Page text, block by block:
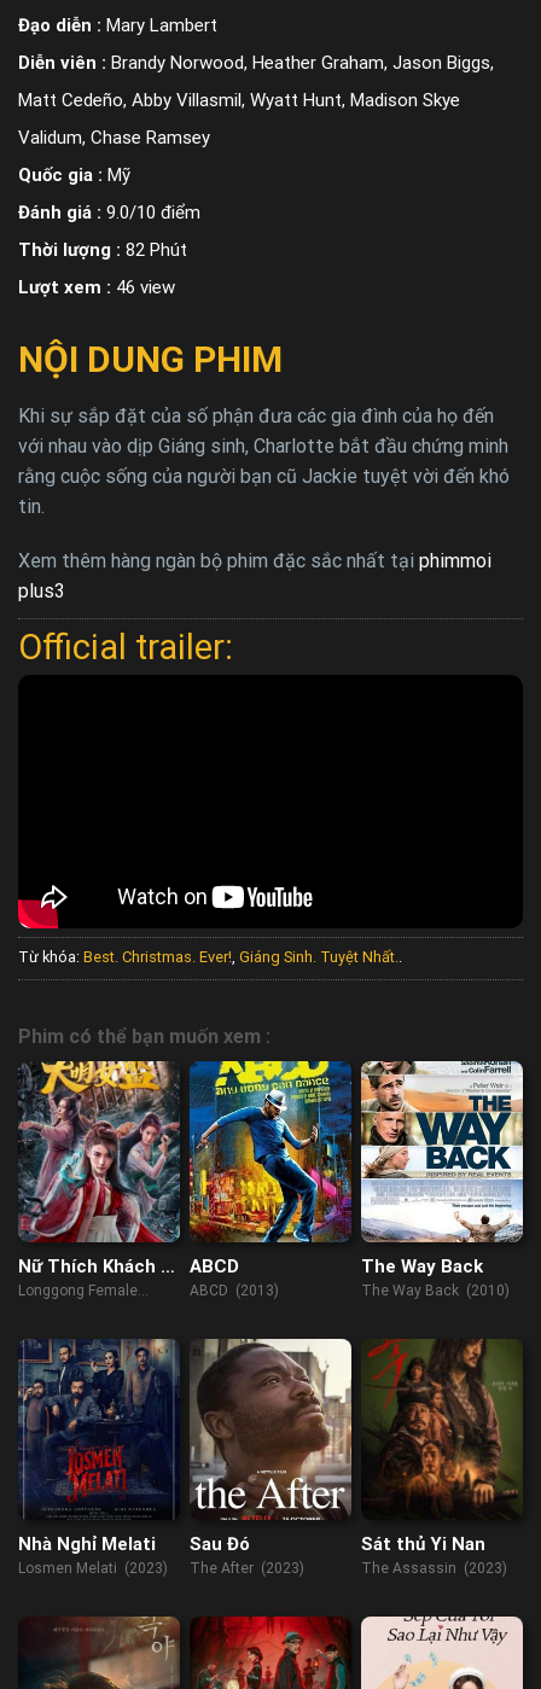
Đạo diễn : Mary Lambert
Diễn viên : Brandy Norwood, Heather Graham, Jason Biggs,
Matt Cedeño, Abby Villasmil, Wyatt Hunt, Madison Skye
Validum, Chase Ramsey
Quốc gia : Mỹ
Đánh giá : 9.0/10 điểm
Thời lượng : 82 Phút
Lượt xem : 46 view
NỘI DUNG PHIM
Khi sự sắp đặt của số phận đưa các gia đình của họ đến
với nhau vào dịp Giáng sinh, Charlotte bắt đầu chứng minh
rằng cuộc sống của người bạn cũ Jackie tuyệt vời đến khó
tin.
Xem thêm hàng ngàn bộ phim đặc sắc nhất tại phimmoi
plus3
Official trailer:
Từ khóa: Best. Christmas. Ever!, Giáng Sinh. Tuyệt Nhất..
Phim có thể bạn muốn xem :
Nữ Thích Khách Ở
Long Cung: Nhà
Longgong Female
ABCD
ABCD (2013)
The Way Back
The Way Back (2010)
Nhà Nghỉ Melati
Losmen Melati (2023)
Sau Đó
The After (2023)
Sát thủ Yi Nan
The Assassin (2023)